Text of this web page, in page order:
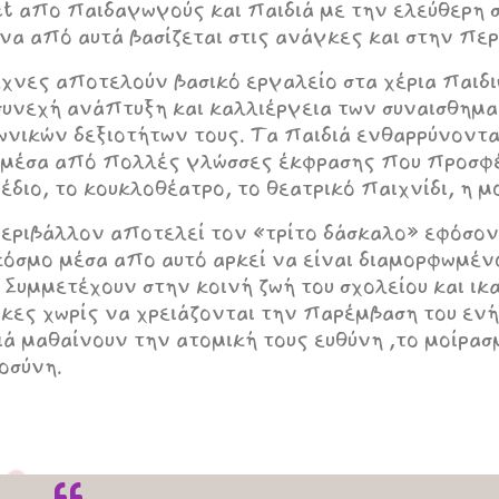
απο παιδαγωγούς και παιδιά με την ελεύθερη
από αυτά βασίζεται στις ανάγκες και στην
αποτελούν βασικό εργαλείο στα χέρια
ανάπτυξη και καλλιέργεια των
δεξιοτήτων τους. Τα παιδιά
από πολλές γλώσσες έκφρασης που
το κουκλοθέατρο, το θεατρικό παιχνίδι, η
αποτελεί τον «τρίτο δάσκαλο»
μέσα απο αυτό αρκεί να είναι
στην κοινή ζωή του σχολείου και
χωρίς να χρειάζονται την παρέμβαση του
μαθαίνουν την ατομική τους ευθύνη ,το